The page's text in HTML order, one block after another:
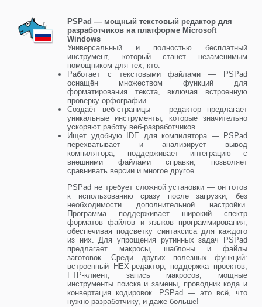
PSPad — мощный текстовый редактор для
разработчиков на платформе Microsoft
Windows
Универсальный и полностью бесплатный
инструмент, который станет незаменимым
помощником для тех, кто:
Работает с текстовыми файлами — PSPad
оснащён множеством функций для
форматирования текста, включая встроенную
проверку орфографии.
Создаёт веб-страницы — редактор предлагает
уникальные инструменты, которые значительно
ускоряют работу веб-разработчиков.
Ищет удобную IDE для компилятора — PSPad
перехватывает и анализирует вывод
компилятора, поддерживает интеграцию с
внешними файлами справки, позволяет
сравнивать версии и многое другое.
PSPad не требует сложной установки — он готов
к использованию сразу после загрузки, без
необходимости дополнительной настройки.
Программа поддерживает широкий спектр
форматов файлов и языков программирования,
обеспечивая подсветку синтаксиса для каждого
из них. Для упрощения рутинных задач PSPad
предлагает макросы, шаблоны и файлы
заготовок. Среди других полезных функций:
встроенный HEX-редактор, поддержка проектов,
FTP-клиент, запись макросов, мощные
инструменты поиска и замены, проводник кода и
конвертация кодировок. PSPad — это всё, что
нужно разработчику, и даже больше!